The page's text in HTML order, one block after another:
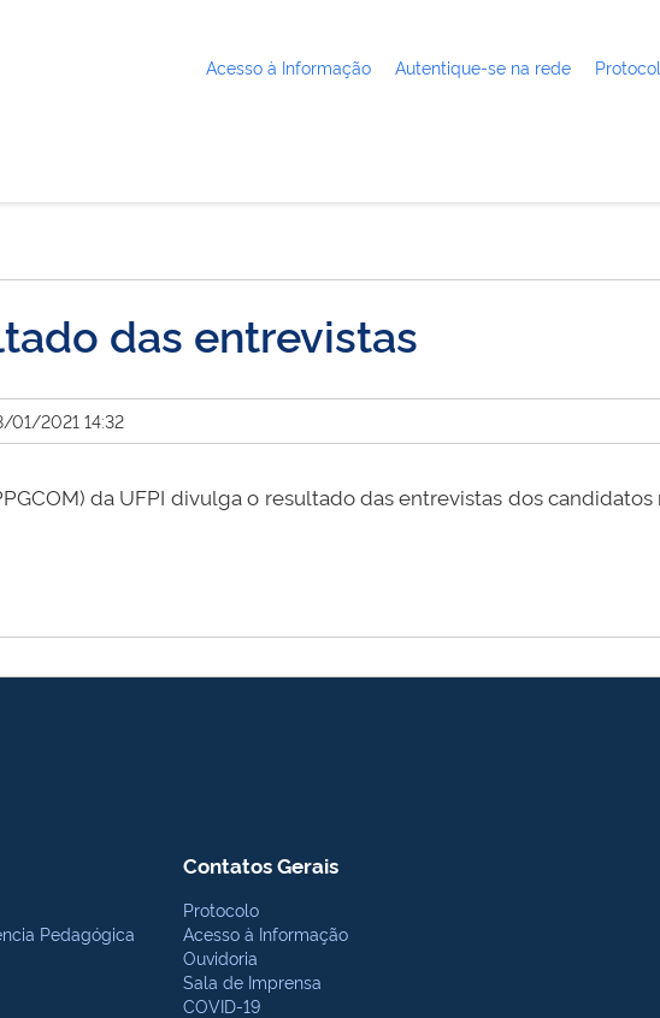
Acesso à Informação Autentique-se na rede
das entrevistas
01/2021 14:32
da UFPI divulga o resultado das entrevistas dos
Pedagógica
Contatos Gerais
Protocolo
Acesso à Informação
Ouvidoria
Sala de Imprensa
COVID-19